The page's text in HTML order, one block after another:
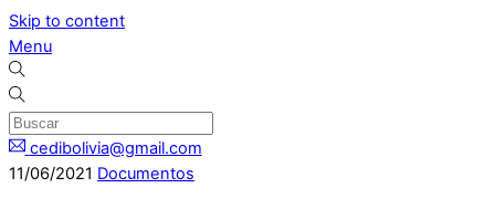
Skip to content
Menu
cedibolivia@gmail.com
11/06/2021 Documentos